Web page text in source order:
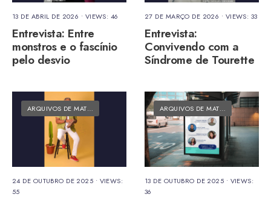
13 DE ABRIL DE 2026 • VIEWS: 46
Entrevista: Entre
monstros e o fascínio
pelo desvio
27 DE MARÇO DE 2026 • VIEWS: 33
Entrevista:
Convivendo com a
Síndrome de Tourette
ARQUIVOS DE MATÉRIAS MATÉRIAS DO FOLK
24 DE OUTUBRO DE 2025 • VIEWS:
55
ARQUIVOS DE MATÉRIAS •
13 DE OUTUBRO DE 2025 • VIEWS:
36